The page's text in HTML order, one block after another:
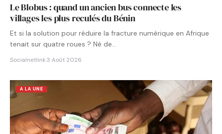
Le Blobus : quand un ancien bus connecte les
villages les plus reculés du Bénin
Et si la solution pour réduire la fracture numérique en Afrique
tenait sur quatre roues ? Né de…
Socialnetlink·3 Août 2026
A LA UNE